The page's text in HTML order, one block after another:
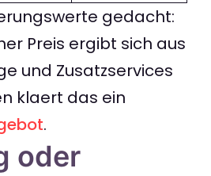
gedacht:
Preis ergibt sich aus
und Zusatzservices
klaert das ein
.
oder